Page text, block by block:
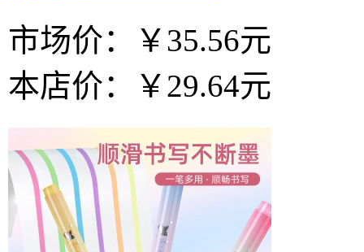
市场价：
￥35.56元
本店价：
￥29.64元